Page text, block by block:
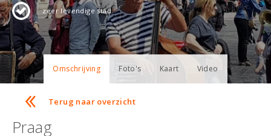
zeer levendige stad
Omschrijving Foto's Kaart Video
Terug naar overzicht
Praag